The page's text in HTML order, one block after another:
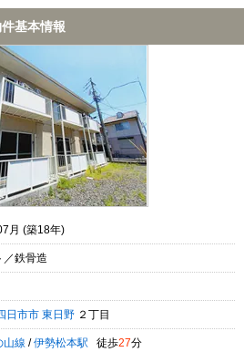
基本情報
月 (築18年)
／鉄骨造
日市市 東日野 ２丁目
山線 / 伊勢松本駅 徒歩27分